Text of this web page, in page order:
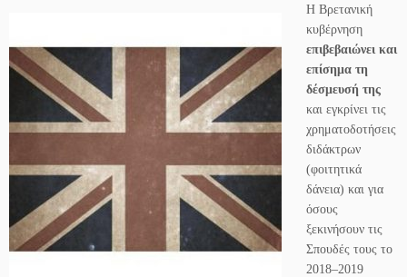
Η Βρετανική
κυβέρνηση
επιβεβαιώνει και
επίσημα τη
δέσμευσή της
και εγκρίνει τις
χρηματοδοτήσεις
διδάκτρων
(φοιτητικά
δάνεια) και για
όσους
ξεκινήσουν τις
Σπουδές τους το
2018–2019